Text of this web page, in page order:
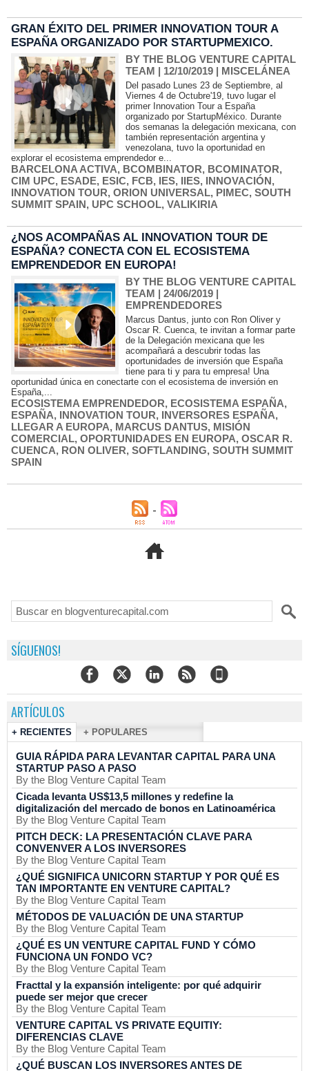
GRAN ÉXITO DEL PRIMER INNOVATION TOUR A
ESPAÑA ORGANIZADO POR STARTUPMEXICO.
BY THE BLOG VENTURE CAPITAL
TEAM | 12/10/2019 | MISCELÁNEA
Del pasado Lunes 23 de Septiembre, al
Viernes 4 de Octubre'19, tuvo lugar el
primer Innovation Tour a España
organizado por StartupMéxico. Durante
dos semanas la delegación mexicana, con
también representación argentina y
venezolana, tuvo la oportunidad en
explorar el ecosistema emprendedor e...
BARCELONA ACTIVA, BCOMBINATOR, BCOMINATOR,
CIM UPC, ESADE, ESIC, FCB, IES, IIES, INNOVACIÓN,
INNOVATION TOUR, ORION UNIVERSAL, PIMEC, SOUTH
SUMMIT SPAIN, UPC SCHOOL, VALIKIRIA
¿NOS ACOMPAÑAS AL INNOVATION TOUR DE
ESPAÑA? CONECTA CON EL ECOSISTEMA
EMPRENDEDOR EN EUROPA!
BY THE BLOG VENTURE CAPITAL
TEAM | 24/06/2019 |
EMPRENDEDORES
Marcus Dantus, junto con Ron Oliver y
Oscar R. Cuenca, te invitan a formar parte
de la Delegación mexicana que les
acompañará a descubrir todas las
oportunidades de inversión que España
tiene para ti y para tu empresa! Una
oportunidad única en conectarte con el ecosistema de inversión en
España,...
ECOSISTEMA EMPRENDEDOR, ECOSISTEMA ESPAÑA,
ESPAÑA, INNOVATION TOUR, INVERSORES ESPAÑA,
LLEGAR A EUROPA, MARCUS DANTUS, MISIÓN
COMERCIAL, OPORTUNIDADES EN EUROPA, OSCAR R.
CUENCA, RON OLIVER, SOFTLANDING, SOUTH SUMMIT
SPAIN
SÍGUENOS!
ARTÍCULOS
+ RECIENTES + POPULARES
GUIA RÁPIDA PARA LEVANTAR CAPITAL PARA UNA
STARTUP PASO A PASO
By the Blog Venture Capital Team
Cicada levanta US$13,5 millones y redefine la
digitalización del mercado de bonos en Latinoamérica
By the Blog Venture Capital Team
PITCH DECK: LA PRESENTACIÓN CLAVE PARA
CONVENVER A LOS INVERSORES
By the Blog Venture Capital Team
¿QUÉ SIGNIFICA UNICORN STARTUP Y POR QUÉ ES
TAN IMPORTANTE EN VENTURE CAPITAL?
By the Blog Venture Capital Team
MÉTODOS DE VALUACIÓN DE UNA STARTUP
By the Blog Venture Capital Team
¿QUÉ ES UN VENTURE CAPITAL FUND Y CÓMO
FUNCIONA UN FONDO VC?
By the Blog Venture Capital Team
Fracttal y la expansión inteligente: por qué adquirir
puede ser mejor que crecer
By the Blog Venture Capital Team
VENTURE CAPITAL VS PRIVATE EQUITIY:
DIFERENCIAS CLAVE
By the Blog Venture Capital Team
¿QUÉ BUSCAN LOS INVERSORES ANTES DE